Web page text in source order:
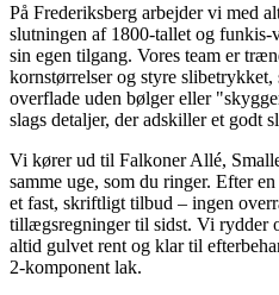
På Frederiksberg arbejder vi med
slutningen af 1800-tallet og
sin egen tilgang. Vores team er
kornstørrelser og styre
overflade uden bølger eller
slags detaljer, der adskiller et godt
Vi kører ud til Falkoner Allé,
samme uge, som du ringer. Efter
et fast, skriftligt tilbud – ingen
tillægsregninger til sidst. Vi rydder
altid gulvet rent og klar til
2‑komponent lak.